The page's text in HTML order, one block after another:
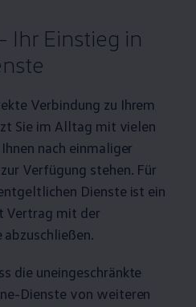
Ihr Einstieg in
Verbindung zu Ihrem
Sie im Alltag mit vielen
nach einmaliger
Verfügung stehen. Für
Dienste ist ein
Vertrag mit der
abzuschließen.
die uneingeschränkte
Dienste von weiteren